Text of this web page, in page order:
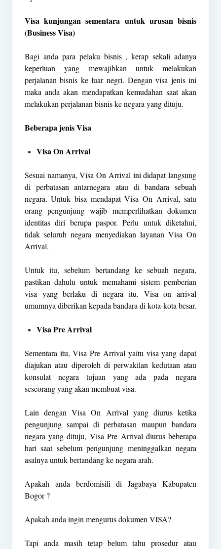
Visa kunjungan sementara untuk urusan bisnis
(Business Visa)
Bagi anda para pelaku bisnis , kerap sekali adanya
keperluan yang mewajibkan untuk melakukan
perjalanan bisnis ke luar negri. Dengan visa jenis ini
maka anda akan mendapatkan kemudahan saat akan
melakukan perjalanan bisnis ke negara yang dituju.
Beberapa jenis Visa
Visa On Arrival
Sesuai namanya, Visa On Arrival ini didapat langsung
di perbatasan antarnegara atau di bandara sebuah
negara. Untuk bisa mendapat Visa On Arrival, satu
orang pengunjung wajib memperlihatkan dokumen
identitas diri berupa paspor. Perlu untuk diketahui,
tidak seluruh negara menyediakan layanan Visa On
Arrival.
Untuk itu, sebelum bertandang ke sebuah negara,
pastikan dahulu untuk memahami sistem pemberian
visa yang berlaku di negara itu. Visa on arrival
umumnya diberikan kepada bandara di kota-kota besar.
Visa Pre Arrival
Sementara itu, Visa Pre Arrival yaitu visa yang dapat
diajukan atau diperoleh di perwakilan kedutaan atau
konsulat negara tujuan yang ada pada negara
seseorang yang akan membuat visa.
Lain dengan Visa On Arrival yang diurus ketika
pengunjung sampai di perbatasan maupun bandara
negara yang dituju, Visa Pre Arrival diurus beberapa
hari saat sebelum pengunjung meninggalkan negara
asalnya untuk bertandang ke negara arah.
Apakah anda berdomisili di Jagabaya Kabupaten
Bogor ?
Apakah anda ingin mengurus dokumen VISA?
Tapi anda masih tetap belum tahu prosedur atau